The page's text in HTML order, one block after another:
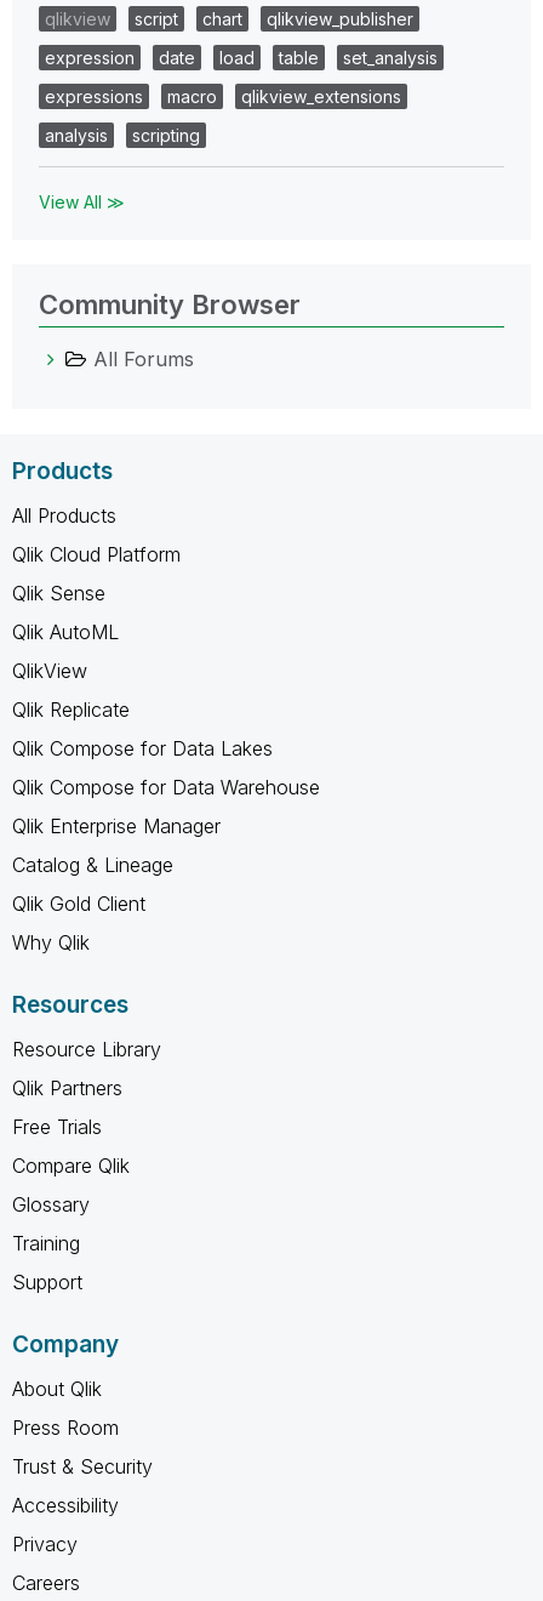
qlikview
script chart
qlikview_publisher
expression
date load table
set_analysis
expressions
macro
qlikview_extensions
analysis
scripting
View All ≫
Community Browser
All Forums
Products
All Products
Qlik Cloud Platform
Qlik Sense
Qlik AutoML
QlikView
Qlik Replicate
Qlik Compose for Data Lakes
Qlik Compose for Data Warehouse
Qlik Enterprise Manager
Catalog & Lineage
Qlik Gold Client
Why Qlik
Resources
Resource Library
Qlik Partners
Free Trials
Compare Qlik
Glossary
Training
Support
Company
About Qlik
Press Room
Trust & Security
Accessibility
Privacy
Careers